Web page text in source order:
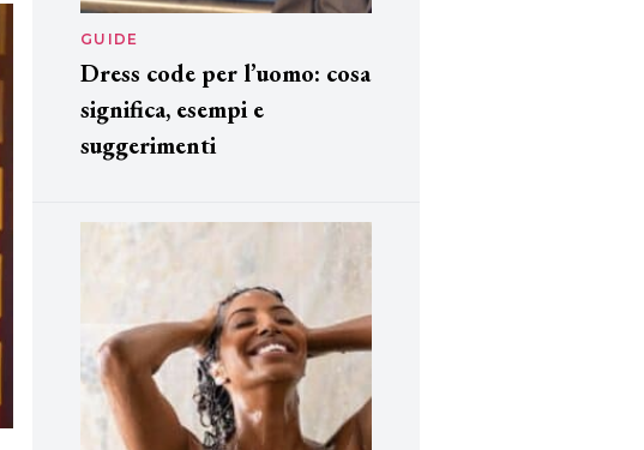
GUIDE
Dress code per l’uomo: cosa
significa, esempi e
suggerimenti